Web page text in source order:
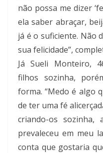
não possa me dizer
ela saber abraçar,
já é o suficiente. Não
sua felicidade”,
Já Sueli Monteiro,
filhos sozinha,
forma. “Medo é algo
de ter uma fé
criando-os sozinha,
prevaleceu em meu
conta que gostaria